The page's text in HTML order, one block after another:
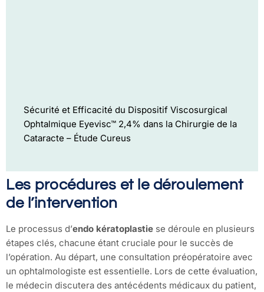
Sécurité et Efficacité du Dispositif Viscosurgical
Ophtalmique Eyevisc™ 2,4% dans la Chirurgie de la
Cataracte – Étude Cureus
Les procédures et le déroulement
de l’intervention
Le processus d’endo kératoplastie se déroule en plusieurs
étapes clés, chacune étant cruciale pour le succès de
l’opération. Au départ, une consultation préopératoire avec
un ophtalmologiste est essentielle. Lors de cette évaluation,
le médecin discutera des antécédents médicaux du patient,